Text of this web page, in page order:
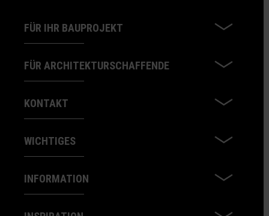
FÜR IHR BAUPROJEKT
FÜR ARCHITEKTURSCHAFFENDE
KONTAKT
WICHTIGES
INFORMATION